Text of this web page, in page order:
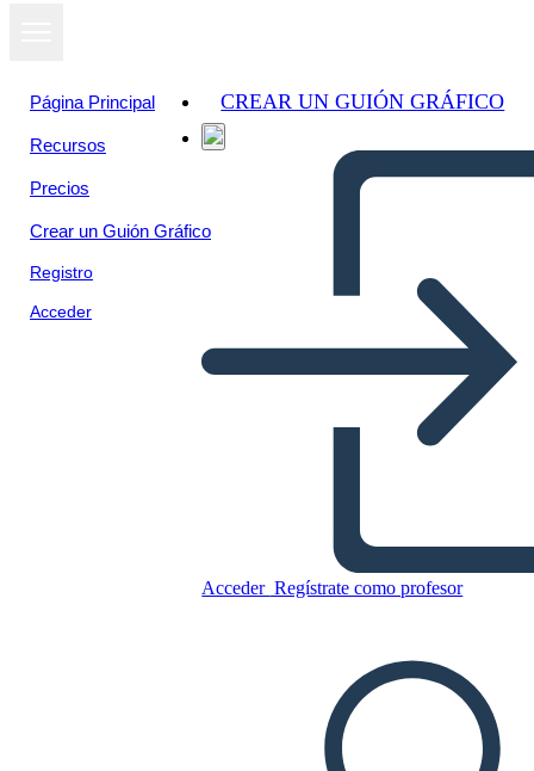
Página Principal
Recursos
Precios
Crear un Guión Gráfico
Registro
Acceder
CREAR UN GUIÓN GRÁFICO
Acceder Regístrate como profesor
Escritura a Mano 9
Copie este guión gráfico